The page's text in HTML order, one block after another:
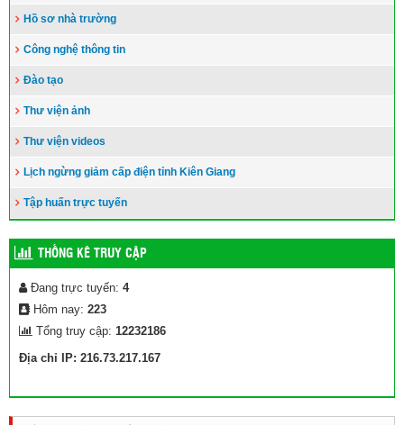
Hồ sơ nhà trường
Công nghệ thông tin
Đào tạo
Thư viện ảnh
Thư viện videos
Lịch ngừng giảm cấp điện tỉnh Kiên Giang
Tập huấn trực tuyến
THỐNG KÊ TRUY CẬP
Đang trực tuyến: 4
Hôm nay: 223
Tổng truy cập: 12232186
Địa chỉ IP: 216.73.217.167